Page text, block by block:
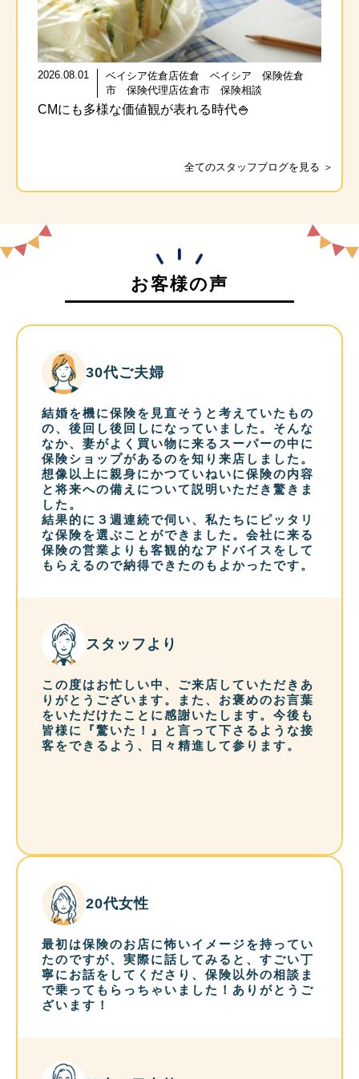
2026.08.01
ベイシア佐倉店佐倉 ベイシア 保険佐倉
市 保険代理店佐倉市 保険相談
CMにも多様な価値観が表れる時代🍚
全てのスタッフブログを見る ＞
お客様の声
30代ご夫婦
結婚を機に保険を見直そうと考えていたもの
の、後回し後回しになっていました。そんな
なか、妻がよく買い物に来るスーパーの中に
保険ショップがあるのを知り来店しました。
想像以上に親身にかつていねいに保険の内容
と将来への備えについて説明いただき驚きま
した。
結果的に３週連続で伺い、私たちにピッタリ
な保険を選ぶことができました。会社に来る
保険の営業よりも客観的なアドバイスをして
もらえるので納得できたのもよかったです。
スタッフより
この度はお忙しい中、ご来店していただきあ
りがとうございます。また、お褒めのお言葉
をいただけたことに感謝いたします。今後も
皆様に『驚いた！』と言って下さるような接
客をできるよう、日々精進して参ります。
20代女性
最初は保険のお店に怖いイメージを持ってい
たのですが、実際に話してみると、すごい丁
寧にお話をしてくださり、保険以外の相談ま
で乗ってもらっちゃいました！ありがとうご
ざいます！